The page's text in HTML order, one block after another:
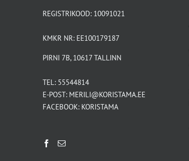
REGISTRIKOOD: 10091021
KMKR NR: EE100179187
PIRNI 7B, 10617 TALLINN
TEL: 55544814
E-POST: MERILI@KORISTAMA.EE
FACEBOOK: KORISTAMA